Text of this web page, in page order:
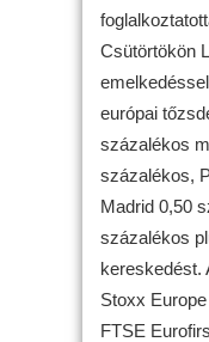
Csütörtökön
európai
százalékos
százalékos,
Madrid 0,50
százalékos
kereskedést.
Stoxx
FTSE